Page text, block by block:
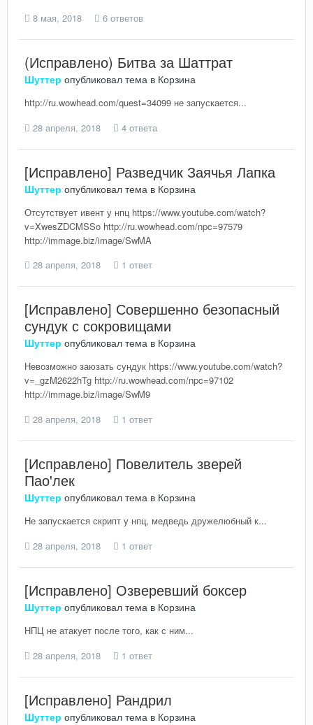
8 мая, 2018 6 ответов
(Исправлено) Битва за Шаттрат
Шуттер опубликовал тема в Корзина
http://ru.wowhead.com/quest=34099 не запускается...
28 апреля, 2018
4 ответа
[Исправлено] Разведчик Заячья Лапка
Шуттер опубликовал тема в Корзина
Отсутствует ивент у нпц https://www.youtube.com/watch?
v=XwesZDCMSSo http://ru.wowhead.com/npc=97579
http://immage.biz/image/SwMA
28 апреля, 2018
1 ответ
[Исправлено] Совершенно безопасный
сундук с сокровищами
Шуттер опубликовал тема в Корзина
Невозможно заюзать сундук https://www.youtube.com/watch?
v=_gzM2622hTg http://ru.wowhead.com/npc=97102
http://immage.biz/image/SwM9
28 апреля, 2018
1 ответ
[Исправлено] Повелитель зверей
Пао'лек
Шуттер опубликовал тема в Корзина
Не запускается скрипт у нпц, медведь дружелюбный к...
28 апреля, 2018
1 ответ
[Исправлено] Озверевший боксер
Шуттер опубликовал тема в Корзина
НПЦ не атакует после того, как с ним...
28 апреля, 2018
1 ответ
[Исправлено] Рандрил
Шуттер опубликовал тема в Корзина